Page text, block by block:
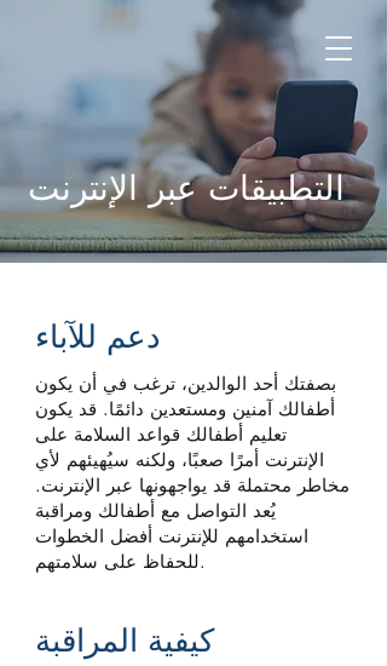
التطبيقات عبر الإنترنت
دعم للآباء
بصفتك أحد الوالدين، ترغب في أن يكون
أطفالك آمنين ومستعدين دائمًا. قد يكون
تعليم أطفالك قواعد السلامة على
الإنترنت أمرًا صعبًا، ولكنه سيُهيئهم لأي
مخاطر محتملة قد يواجهونها عبر الإنترنت.
يُعد التواصل مع أطفالك ومراقبة
استخدامهم للإنترنت أفضل الخطوات
للحفاظ على سلامتهم.
كيفية المراقبة